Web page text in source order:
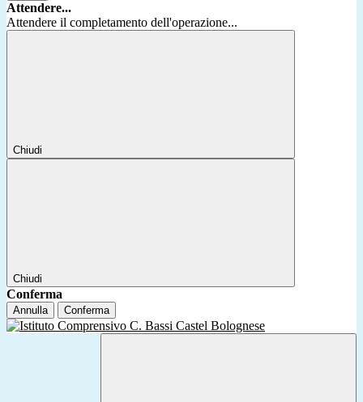
Attendere...
Attendere il completamento dell'operazione...
Chiudi
Chiudi
Conferma
Annulla Conferma